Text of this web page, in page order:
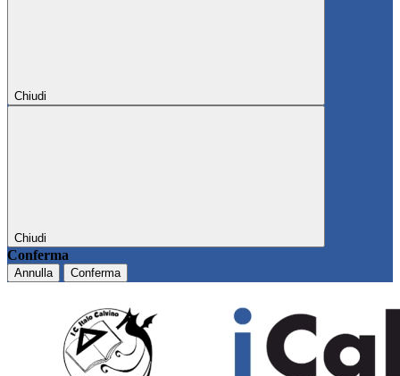
Chiudi
Chiudi
Conferma
Annulla Conferma